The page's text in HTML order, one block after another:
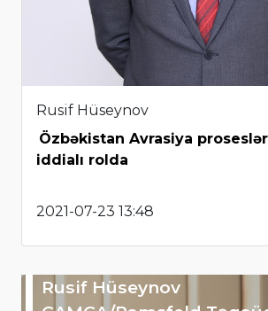
Rusif Hüseynov
Özbəkistan Avrasiya
iddialı rolda
2021-07-23 13:48
Rusif Hüseynov